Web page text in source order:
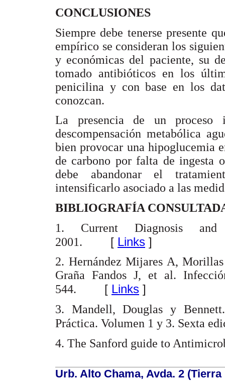
CONCLUSIONES
Siempre debe tenerse presente
empírico se consideran los
y económicas del paciente, su
tomado antibióticos en los
penicilina y con base en los
conozcan.
La presencia de un proceso
descompensación metabólica
bien provocar una hipoglucemia
de carbono por falta de ingesta
debe abandonar el
intensificarlo asociado a las
BIBLIOGRAFÍA
1. Current Diagnosis and
2001. [ Links ]
2. Hernández Mijares A,
Graña Fandos J, et al.
544. [ Links ]
3. Mandell, Douglas y
Práctica. Volumen 1 y 3. Sexta
4. The Sanford guide to
Urb. Alto Chama, Avda. 2 (Tierra